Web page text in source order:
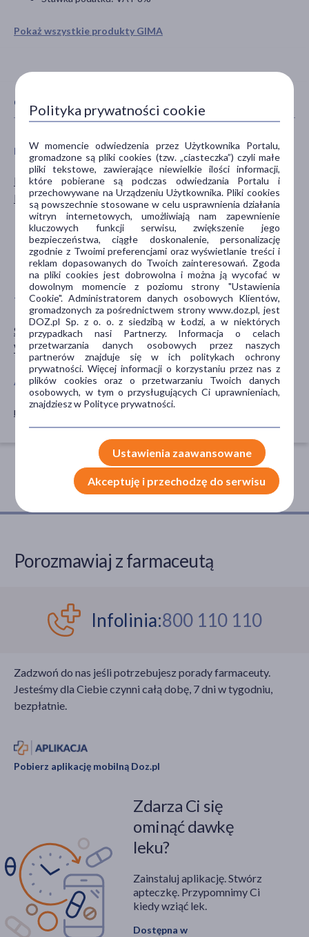
Pokaż wszystkie produkty GIMA
CECHY PRODUKTU
PŁEĆ
Mężczyzna
Kobieta
WIEK
dla dorosłych
dla seniorów
20+
30+
40+
pokaż więcej ...
TYP PRODUKTU
Sprzęt medyczny
Wyrób medyczny
UKŁADY NARZĄDOWE
układ nerwowy
AKCESORIA
młotek neurologiczny
Porozmawiaj z farmaceutą
Infolinia:800 110 110
Zadzwoń do nas jeśli potrzebujesz porady farmaceuty.
Jesteśmy dla Ciebie czynni całą dobę, 7 dni w tygodniu,
bezpłatnie.
Pobierz aplikację mobilną Doz.pl
Zdarza Ci się
ominąć dawkę
leku?
Zainstaluj aplikację. Stwórz
apteczkę. Przypomnimy Ci
kiedy wziąć lek.
Dostępna w
Polityka prywatności cookie
W momencie odwiedzenia przez Użytkownika Portalu,
gromadzone są pliki cookies (tzw. „ciasteczka”) czyli małe
pliki tekstowe, zawierające niewielkie ilości informacji,
które pobierane są podczas odwiedzania Portalu i
przechowywane na Urządzeniu Użytkownika. Pliki cookies
są powszechnie stosowane w celu usprawnienia działania
witryn internetowych, umożliwiają nam zapewnienie
kluczowych funkcji serwisu, zwiększenie jego
bezpieczeństwa, ciągłe doskonalenie, personalizację
zgodnie z Twoimi preferencjami oraz wyświetlanie treści i
reklam dopasowanych do Twoich zainteresowań. Zgoda
na pliki cookies jest dobrowolna i można ją wycofać w
dowolnym momencie z poziomu strony "Ustawienia
Cookie". Administratorem danych osobowych Klientów,
gromadzonych za pośrednictwem strony www.doz.pl, jest
DOZ.pl Sp. z o. o. z siedzibą w Łodzi, a w niektórych
przypadkach nasi Partnerzy. Informacja o celach
przetwarzania danych osobowych przez naszych
partnerów znajduje się w ich politykach ochrony
prywatności. Więcej informacji o korzystaniu przez nas z
plików cookies oraz o przetwarzaniu Twoich danych
osobowych, w tym o przysługujących Ci uprawnieniach,
znajdziesz w Polityce prywatności.
Ustawienia zaawansowane
Akceptuję i przechodzę do serwisu